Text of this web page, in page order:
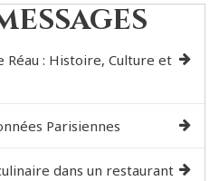
Réau : Histoire, Culture et
Parisiennes
dans un restaurant